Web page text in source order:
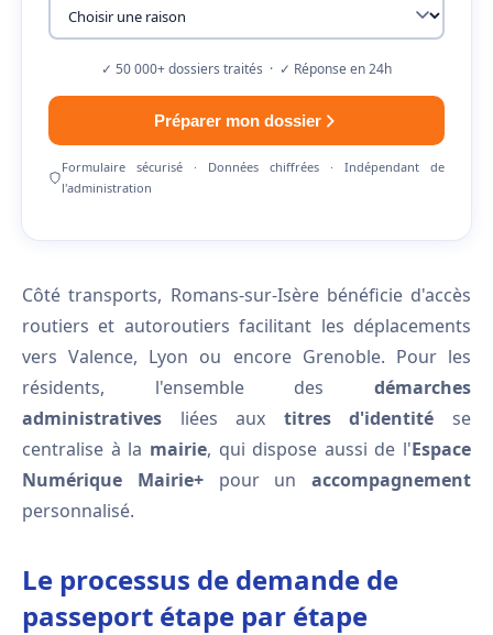
✓ 50 000+ dossiers traités · ✓ Réponse en 24h
Préparer mon dossier
Formulaire sécurisé · Données chiffrées · Indépendant de
l'administration
Côté transports, Romans-sur-Isère bénéficie d'accès
routiers et autoroutiers facilitant les déplacements
vers Valence, Lyon ou encore Grenoble. Pour les
résidents, l'ensemble des démarches
administratives liées aux titres d'identité se
centralise à la mairie, qui dispose aussi de l'Espace
Numérique Mairie+pour un accompagnement
personnalisé.
Le processus de demande de
passeport étape par étape